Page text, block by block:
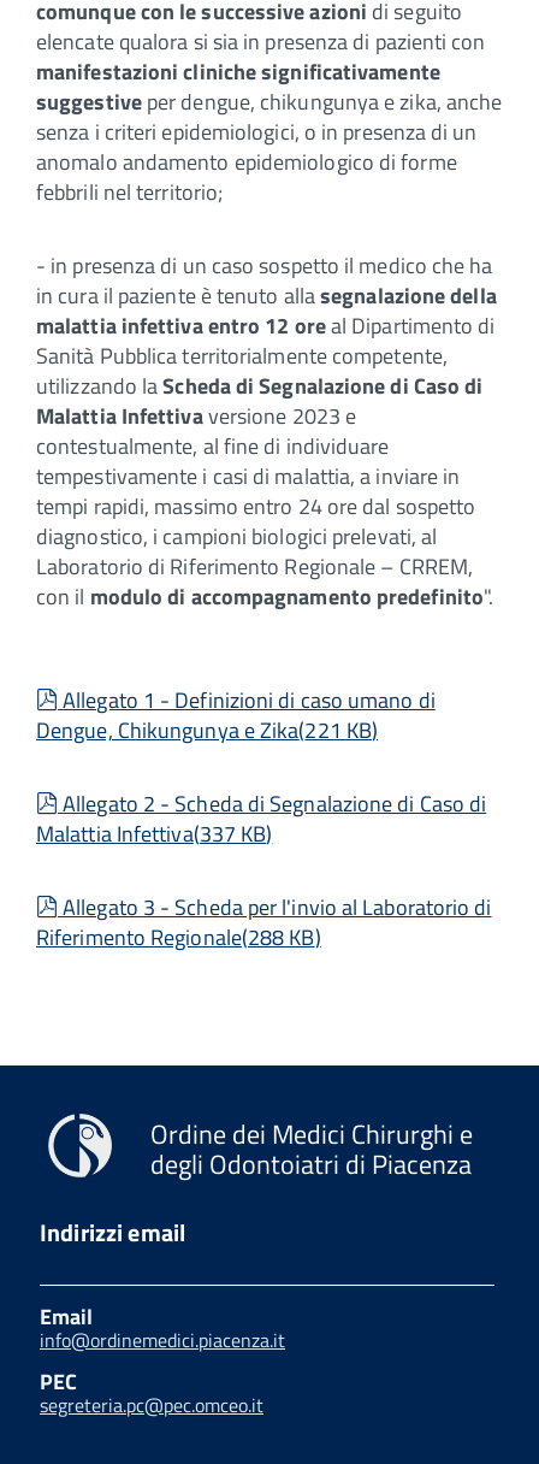
comunque con le successive azioni di seguito
elencate qualora si sia in presenza di pazienti con
manifestazioni cliniche significativamente
suggestiveper dengue, chikungunya e zika, anche
senza i criteri epidemiologici, o in presenza di un
anomalo andamento epidemiologico di forme
febbrili nel territorio;
- in presenza di un caso sospetto il medico che ha
in cura il paziente è tenuto allasegnalazione della
malattia infettiva entro 12 oreal Dipartimento di
Sanità Pubblica territorialmente competente,
utilizzando laScheda di Segnalazione di Caso di
Malattia Infettivaversione 2023 e
contestualmente, al fine di individuare
tempestivamente i casi di malattia, a inviare in
tempi rapidi, massimo entro 24 ore dal sospetto
diagnostico, i campioni biologici prelevati, al
Laboratorio di Riferimento Regionale – CRREM,
con il modulo di accompagnamento predefinito".
pdf
Allegato 1 - Definizioni di caso umano di
Dengue, Chikungunya e Zika(221 KB)
pdf
Allegato 2 - Scheda di Segnalazione di Caso di
Malattia Infettiva(337 KB)
pdf
Allegato 3 - Scheda per l'invio al Laboratorio di
Riferimento Regionale(288 KB)
Ordine dei Medici Chirurghi e
degli Odontoiatri di Piacenza
Indirizzi email
Email
info@ordinemedici.piacenza.it
PEC
segreteria.pc@pec.omceo.it